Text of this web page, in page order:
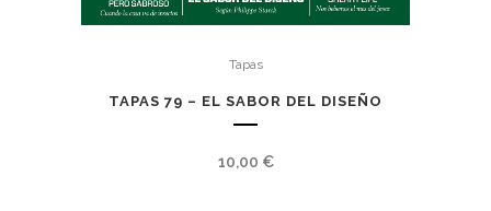
Tapas
TAPAS 79 – EL SABOR DEL DISEÑO
10,00 €